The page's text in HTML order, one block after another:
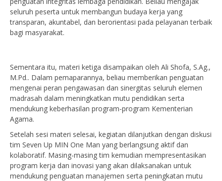
seluruh peserta untuk membangun budaya kerja yang
transparan, akuntabel, dan berorientasi pada pelayanan terbaik
bagi masyarakat.
Sementara itu, materi ketiga disampaikan oleh Ali Shofa, S.Ag.,
M.Pd.. Dalam pemaparannya, beliau memberikan penguatan
mengenai peran pengawasan dan sinergitas seluruh elemen
madrasah dalam meningkatkan mutu pendidikan serta
mendukung keberhasilan program-program Kementerian
Agama.
Setelah sesi materi selesai, kegiatan dilanjutkan dengan diskusi
tim Seven Up MIN One Man yang berlangsung aktif dan
kolaboratif. Masing-masing tim kemudian mempresentasikan
program kerja dan inovasi yang akan dilaksanakan untuk
mendukung penguatan manajemen serta peningkatan mutu